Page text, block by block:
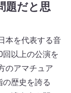
題だと思
本を代表する音
以上の公演を
のアマチュア
歴史を誇る